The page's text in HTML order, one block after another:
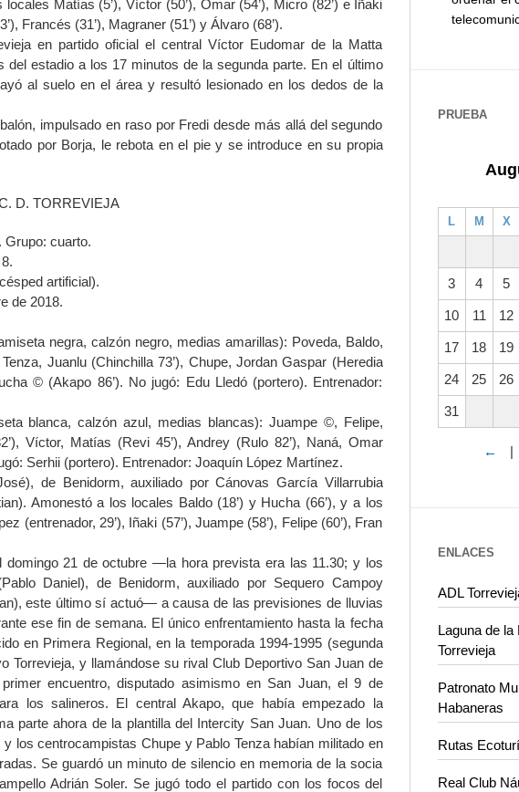
Matías (5’), Víctor (50’), Omar (54’), Micro (82’) e Iñaki
Francés (31’), Magraner (51’) y Álvaro (68’).
en partido oficial el central Víctor Eudomar de la Matta
del estadio a los 17 minutos de la segunda parte. En el último
al suelo en el área y resultó lesionado en los dedos de la
impulsado en raso por Fredi desde más allá del segundo
por Borja, le rebota en el pie y se introduce en su propia
D. TORREVIEJA
Grupo: cuarto.
artificial).
de 2018.
negra, calzón negro, medias amarillas): Poveda, Baldo,
Juanlu (Chinchilla 73’), Chupe, Jordan Gaspar (Heredia
© (Akapo 86’). No jugó: Edu Lledó (portero). Entrenador:
blanca, calzón azul, medias blancas): Juampe ©, Felipe,
Víctor, Matías (Revi 45’), Andrey (Rulo 82’), Naná, Omar
Serhii (portero). Entrenador: Joaquín López Martínez.
de Benidorm, auxiliado por Cánovas García Villarrubia
Amonestó a los locales Baldo (18’) y Hucha (66’), y a los
(entrenador, 29’), Iñaki (57’), Juampe (58’), Felipe (60’), Fran
domingo 21 de octubre —la hora prevista era las 11.30; y los
Daniel), de Benidorm, auxiliado por Sequero Campoy
este último sí actuó— a causa de las previsiones de lluvias
ese fin de semana. El único enfrentamiento hasta la fecha
en Primera Regional, en la temporada 1994-1995 (segunda
Torrevieja, y llamándose su rival Club Deportivo San Juan de
encuentro, disputado asimismo en San Juan, el 9 de
los salineros. El central Akapo, que había empezado la
parte ahora de la plantilla del Intercity San Juan. Uno de los
los centrocampistas Chupe y Pablo Tenza habían militado en
Se guardó un minuto de silencio en memoria de la socia
Adrián Soler. Se jugó todo el partido con los focos del
PRUEBA
L M X
3 4 5
10 11 12
17 18 19
24 25 26
31
← |
ENLACES
ADL
Laguna de la
Torrevieja
Patronato
Habaneras
Rutas
Real Club